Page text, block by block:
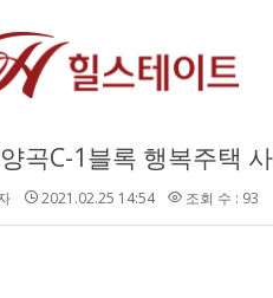
곡C-1블록 행복주택
2021.02.25 14:54 조회 수 : 93